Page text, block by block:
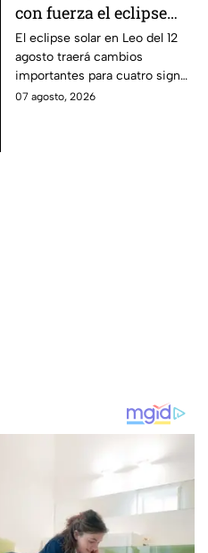
con fuerza el eclipse
solar del 12 de agosto
El eclipse solar en Leo del 12
agosto traerá cambios
importantes para cuatro signos
del zodiaco, que podrían
07 agosto, 2026